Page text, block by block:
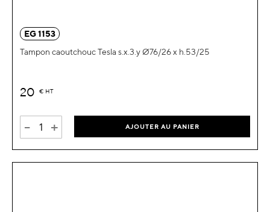
EG 1153
Tampon caoutchouc Tesla s.x.3.y Ø76/26 x h.53/25
20 € HT
- + AJOUTER AU PANIER